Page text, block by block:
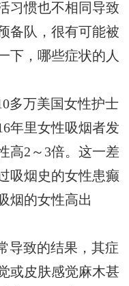
习惯也不相同导致
备队，很有可能被
下，哪些症状的人
多万美国女性护士
年里女性吸烟者发
高2～3倍。这一差
吸烟史的女性患癫
烟的女性高出
导致的结果，其症
或皮肤感觉麻木甚